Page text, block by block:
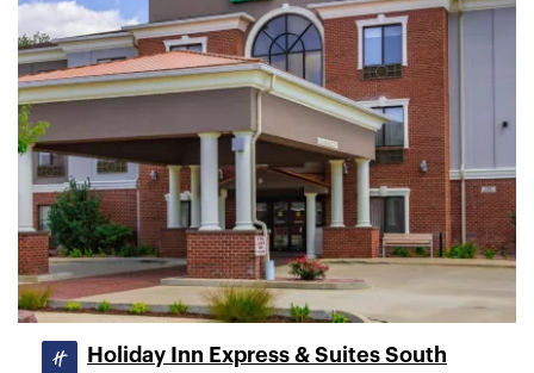
Holiday Inn Express & Suites South